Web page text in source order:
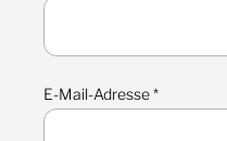
E-Mail-Adresse*